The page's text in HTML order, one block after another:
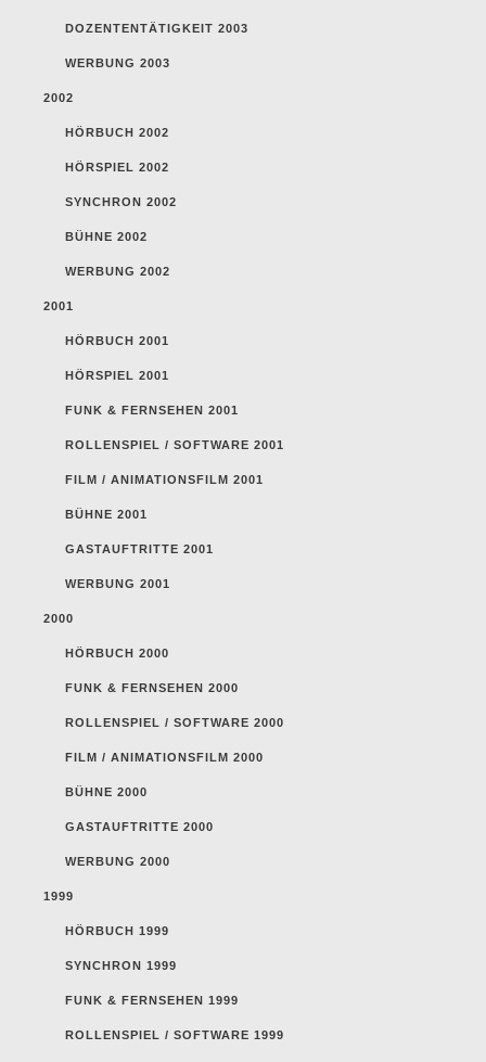
DOZENTENTÄTIGKEIT 2003
WERBUNG 2003
2002
HÖRBUCH 2002
HÖRSPIEL 2002
SYNCHRON 2002
BÜHNE 2002
WERBUNG 2002
2001
HÖRBUCH 2001
HÖRSPIEL 2001
FUNK & FERNSEHEN 2001
ROLLENSPIEL / SOFTWARE 2001
FILM / ANIMATIONSFILM 2001
BÜHNE 2001
GASTAUFTRITTE 2001
WERBUNG 2001
2000
HÖRBUCH 2000
FUNK & FERNSEHEN 2000
ROLLENSPIEL / SOFTWARE 2000
FILM / ANIMATIONSFILM 2000
BÜHNE 2000
GASTAUFTRITTE 2000
WERBUNG 2000
1999
HÖRBUCH 1999
SYNCHRON 1999
FUNK & FERNSEHEN 1999
ROLLENSPIEL / SOFTWARE 1999